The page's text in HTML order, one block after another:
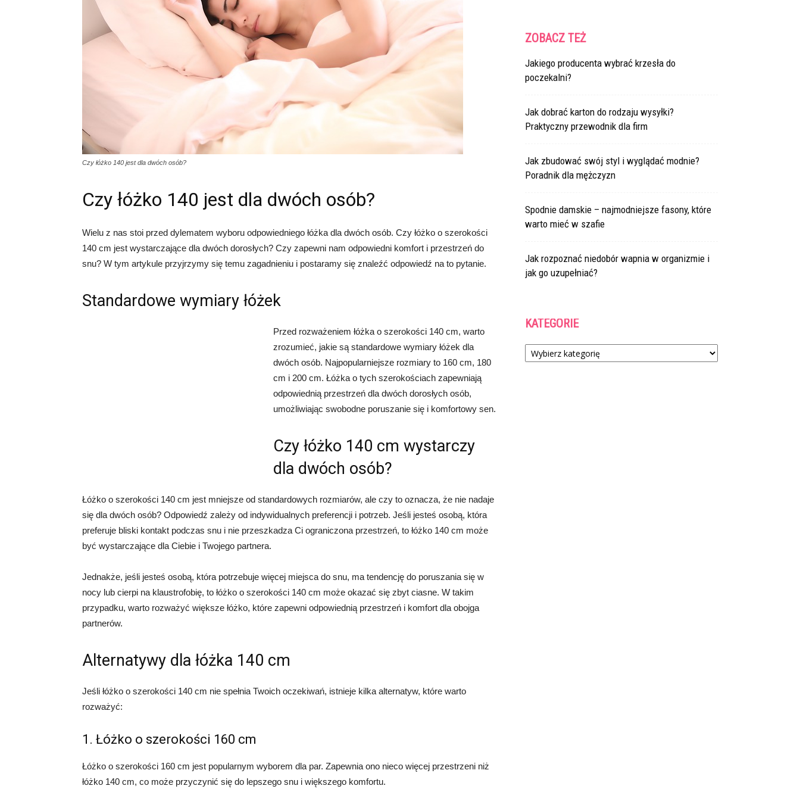
Czy łóżko 140 jest dla dwóch osób?
Czy łóżko 140 jest dla dwóch osób?
Wielu z nas stoi przed dylematem wyboru odpowiedniego łóżka dla dwóch osób. Czy łóżko o szerokości
140 cm jest wystarczające dla dwóch dorosłych? Czy zapewni nam odpowiedni komfort i przestrzeń do
snu? W tym artykule przyjrzymy się temu zagadnieniu i postaramy się znaleźć odpowiedź na to pytanie.
Standardowe wymiary łóżek
Przed rozważeniem łóżka o szerokości 140 cm, warto
zrozumieć, jakie są standardowe wymiary łóżek dla
dwóch osób. Najpopularniejsze rozmiary to 160 cm, 180
cm i 200 cm. Łóżka o tych szerokościach zapewniają
odpowiednią przestrzeń dla dwóch dorosłych osób,
umożliwiając swobodne poruszanie się i komfortowy sen.
Czy łóżko 140 cm wystarczy
dla dwóch osób?
Łóżko o szerokości 140 cm jest mniejsze od standardowych rozmiarów, ale czy to oznacza, że nie nadaje
się dla dwóch osób? Odpowiedź zależy od indywidualnych preferencji i potrzeb. Jeśli jesteś osobą, która
preferuje bliski kontakt podczas snu i nie przeszkadza Ci ograniczona przestrzeń, to łóżko 140 cm może
być wystarczające dla Ciebie i Twojego partnera.
Jednakże, jeśli jesteś osobą, która potrzebuje więcej miejsca do snu, ma tendencję do poruszania się w
nocy lub cierpi na klaustrofobię, to łóżko o szerokości 140 cm może okazać się zbyt ciasne. W takim
przypadku, warto rozważyć większe łóżko, które zapewni odpowiednią przestrzeń i komfort dla obojga
partnerów.
Alternatywy dla łóżka 140 cm
Jeśli łóżko o szerokości 140 cm nie spełnia Twoich oczekiwań, istnieje kilka alternatyw, które warto
rozważyć:
1. Łóżko o szerokości 160 cm
Łóżko o szerokości 160 cm jest popularnym wyborem dla par. Zapewnia ono nieco więcej przestrzeni niż
łóżko 140 cm, co może przyczynić się do lepszego snu i większego komfortu.
ZOBACZ TEŻ
Jakiego producenta wybrać krzesła do
poczekalni?
Jak dobrać karton do rodzaju wysyłki?
Praktyczny przewodnik dla firm
Jak zbudować swój styl i wyglądać modnie?
Poradnik dla mężczyzn
Spodnie damskie – najmodniejsze fasony, które
warto mieć w szafie
Jak rozpoznać niedobór wapnia w organizmie i
jak go uzupełniać?
KATEGORIE
Kategorie